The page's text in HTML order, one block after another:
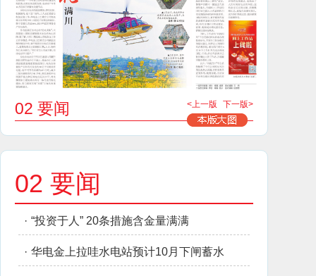
02 要闻 <上一版 下一版>
02 要闻
· “投资于人” 20条措施含金量满满
· 华电金上拉哇水电站预计10月下闸蓄水